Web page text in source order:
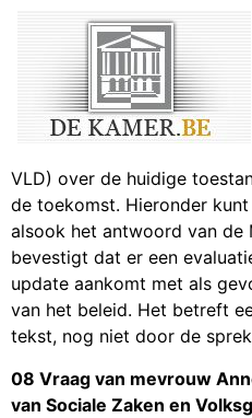
VLD) over de huidige
de toekomst. Hieronder
alsook het antwoord van de
bevestigt dat er een
update aankomt met als
van het beleid. Het betreft
tekst, nog niet door de
08 Vraag van mevrouw
van Sociale Zaken en